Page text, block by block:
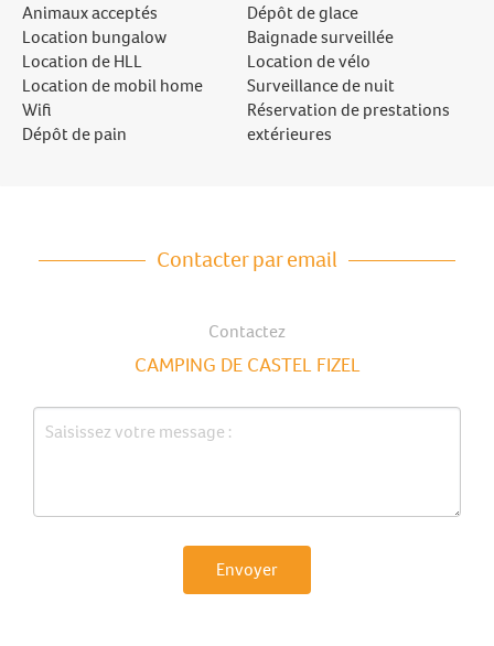
Animaux acceptés
Location bungalow
Location de HLL
Location de mobil home
Wifi
Dépôt de pain
Dépôt de glace
Baignade surveillée
Location de vélo
Surveillance de nuit
Réservation de prestations
extérieures
Contacter par email
Contactez
CAMPING DE CASTEL FIZEL
Envoyer